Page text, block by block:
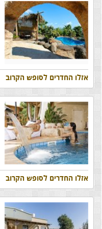
אזלו החדרים לסופש הקרוב
אזלו החדרים לסופש הקרוב